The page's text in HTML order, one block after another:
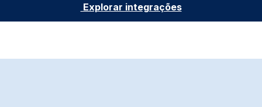
Explorar integrações